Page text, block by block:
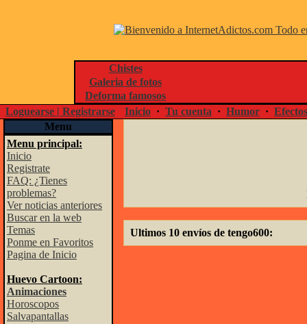
Chistes
Galeria de fotos
Deforma famosos
Loguearse | Registrarse
Inicio · Tu cuenta · Humor ·
Menu
Menu principal:
Inicio
Registrate
FAQ: ¿Tienes
problemas?
Ver noticias anteriores
Buscar en la web
Temas
Ponme en Favoritos
Pagina de Inicio
Huevo Cartoon:
Animaciones
Horoscopos
Salvapantallas
Ultimos 10 envíos de tengo600: